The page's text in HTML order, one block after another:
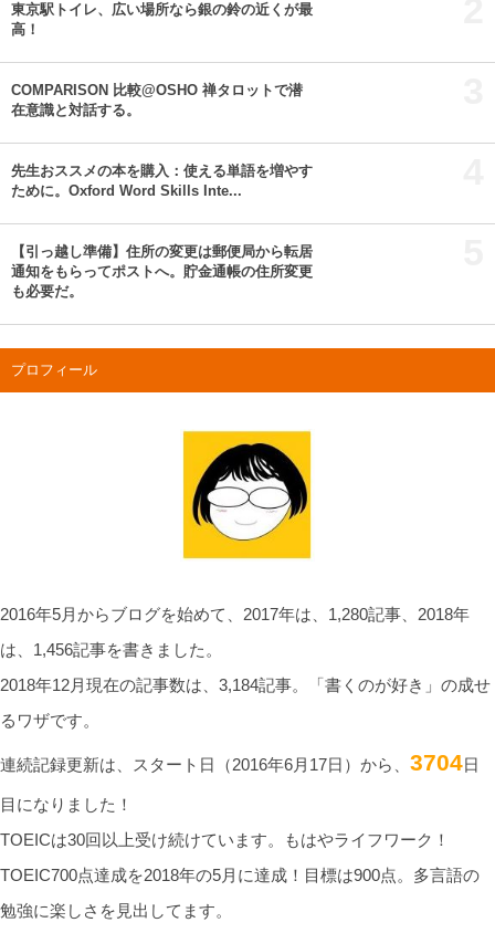
東京駅トイレ、広い場所なら銀の鈴の近くが最
高！
COMPARISON 比較@OSHO 禅タロットで潜
在意識と対話する。
先生おススメの本を購入：使える単語を増やす
ために。Oxford Word Skills Inte...
【引っ越し準備】住所の変更は郵便局から転居
通知をもらってポストへ。貯金通帳の住所変更
も必要だ。
プロフィール
2016年5月からブログを始めて、2017年は、1,280記事、2018年
は、1,456記事を書きました。
2018年12月現在の記事数は、3,184記事。「書くのが好き」の成せ
るワザです。
連続記録更新は、スタート日（2016年6月17日）から、 3704日
目になりました！
TOEICは30回以上受け続けています。もはやライフワーク！
TOEIC700点達成を2018年の5月に達成！目標は900点。多言語の
勉強に楽しさを見出してます。